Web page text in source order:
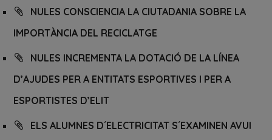
NULES CONSCIENCIA LA CIUTADANIA SOBRE LA
IMPORTÀNCIA DEL RECICLATGE
NULES INCREMENTA LA DOTACIÓ DE LA LÍNEA
D’AJUDES PER A ENTITATS ESPORTIVES I PER A
ESPORTISTES D’ELIT
ELS ALUMNES D´ELECTRICITAT S´EXAMINEN AVUI